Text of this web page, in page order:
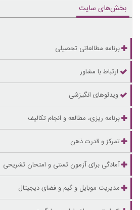
بخش‌های سایت
برنامه مطالعاتی تحصیلی
ارتباط با مشاور
ویدئوهای انگیزشی
برنامه ریزی، مطالعه و انجام تکالیف
تمرکز و قدرت ذهن
آمادگی برای آزمون تستی و امتحان تشریحی
مدیریت موبایل و گیم و فضای دیجیتال